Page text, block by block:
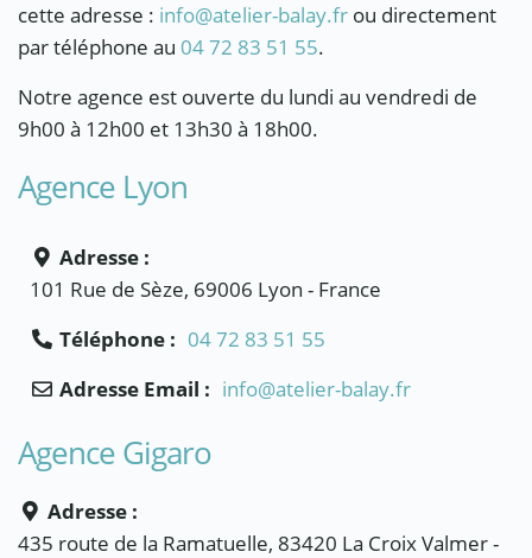
cette adresse : info@atelier-balay.fr ou directement
par téléphone au 04 72 83 51 55.
Notre agence est ouverte du lundi au vendredi de
9h00 à 12h00 et 13h30 à 18h00.
Agence Lyon
Adresse :
101 Rue de Sèze, 69006 Lyon - France
Téléphone : 04 72 83 51 55
Adresse Email : info@atelier-balay.fr
Agence Gigaro
Adresse :
435 route de la Ramatuelle, 83420 La Croix Valmer -